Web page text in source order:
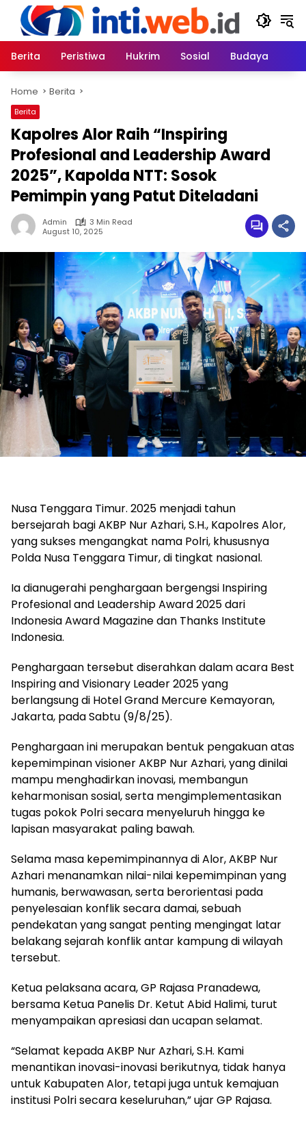
content
Berita
Peristiwa Hukrim Sosial Budaya
Home Berita
Berita
Kapolres Alor Raih “Inspiring
Profesional and Leadership Award
2025”, Kapolda NTT: Sosok
Pemimpin yang Patut Diteladani
Admin
3 Min Read
August 10, 2025
Nusa Tenggara Timur. 2025 menjadi tahun
bersejarah bagi AKBP Nur Azhari, S.H., Kapolres Alor,
yang sukses mengangkat nama Polri, khususnya
Polda Nusa Tenggara Timur, di tingkat nasional.
Ia dianugerahi penghargaan bergengsi Inspiring
Profesional and Leadership Award 2025 dari
Indonesia Award Magazine dan Thanks Institute
Indonesia.
Penghargaan tersebut diserahkan dalam acara Best
Inspiring and Visionary Leader 2025 yang
berlangsung di Hotel Grand Mercure Kemayoran,
Jakarta, pada Sabtu (9/8/25).
Penghargaan ini merupakan bentuk pengakuan atas
kepemimpinan visioner AKBP Nur Azhari, yang dinilai
mampu menghadirkan inovasi, membangun
keharmonisan sosial, serta mengimplementasikan
tugas pokok Polri secara menyeluruh hingga ke
lapisan masyarakat paling bawah.
Selama masa kepemimpinannya di Alor, AKBP Nur
Azhari menanamkan nilai-nilai kepemimpinan yang
humanis, berwawasan, serta berorientasi pada
penyelesaian konflik secara damai, sebuah
pendekatan yang sangat penting mengingat latar
belakang sejarah konflik antar kampung di wilayah
tersebut.
Ketua pelaksana acara, GP Rajasa Pranadewa,
bersama Ketua Panelis Dr. Ketut Abid Halimi, turut
menyampaikan apresiasi dan ucapan selamat.
“Selamat kepada AKBP Nur Azhari, S.H. Kami
menantikan inovasi-inovasi berikutnya, tidak hanya
untuk Kabupaten Alor, tetapi juga untuk kemajuan
institusi Polri secara keseluruhan,” ujar GP Rajasa.